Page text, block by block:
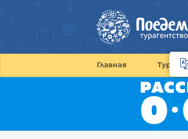
Главная Туры